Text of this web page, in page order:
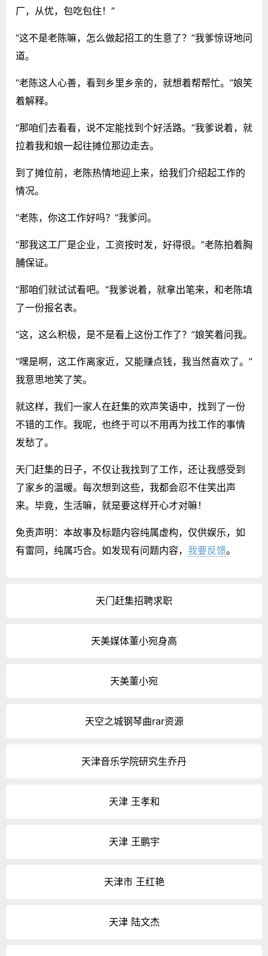
厂，从优，包吃包住！”
“这不是老陈嘛，怎么做起招工的生意了？”我爹惊讶地问
道。
“老陈这人心善，看到乡里乡亲的，就想着帮帮忙。”娘笑
着解释。
“那咱们去看看，说不定能找到个好活路。”我爹说着，就
拉着我和娘一起往摊位那边走去。
到了摊位前，老陈热情地迎上来，给我们介绍起工作的
情况。
“老陈，你这工作好吗？”我爹问。
“那我这工厂是企业，工资按时发，好得很。”老陈拍着胸
脯保证。
“那咱们就试试看吧。”我爹说着，就拿出笔来，和老陈填
了一份报名表。
“这，这么积极，是不是看上这份工作了？”娘笑着问我。
“嘿是啊，这工作离家近，又能赚点钱，我当然喜欢了。”
我意思地笑了笑。
就这样，我们一家人在赶集的欢声笑语中，找到了一份
不错的工作。我呢，也终于可以不用再为找工作的事情
发愁了。
天门赶集的日子，不仅让我找到了工作，还让我感受到
了家乡的温暖。每次想到这些，我都会忍不住笑出声
来。毕竟，生活嘛，就是要这样开心才对嘛！
免责声明：本故事及标题内容纯属虚构，仅供娱乐，如
有雷同，纯属巧合。如发现有问题内容， 我要反馈。
天门赶集招聘求职
天美媒体董小宛身高
天美董小宛
天空之城钢琴曲rar资源
天津音乐学院研究生乔丹
天津 王孝和
天津 王鹏宇
天津市 王红艳
天津 陆文杰